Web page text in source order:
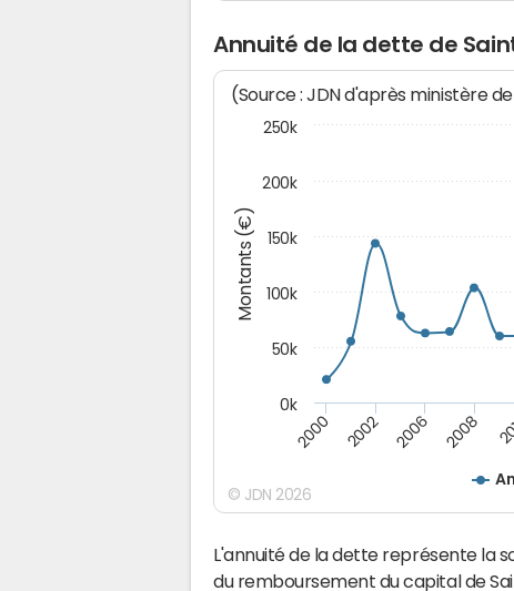
Annuité de la dette de
Montants (€)
(Source : JDN d'après ministère
2000 2002 2006 2008
0k
50k
100k
150k
200k
250k
© JDN 2026
L'annuité de la dette représente la
du remboursement du capital de